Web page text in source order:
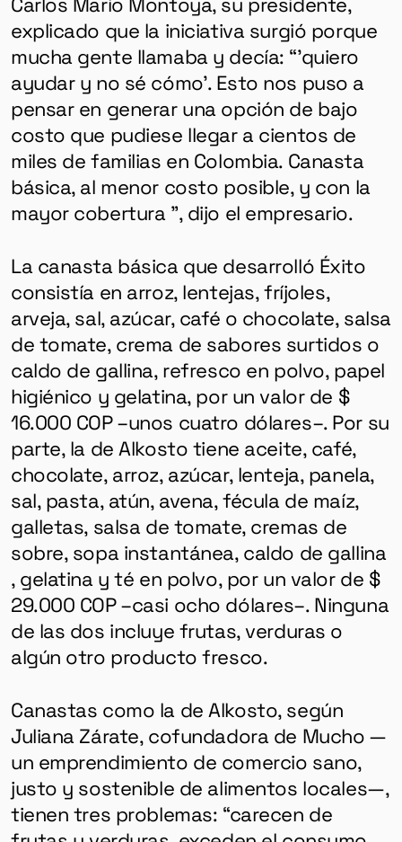
HERRAMIENTAS
SOBRE MUTANTE
DONACIONES
ESPECIALES
explicado que la iniciativa surgió porque
mucha gente llamaba y decía: “’quiero
ayudar y no sé cómo’. Esto nos puso a
pensar en generar una opción de bajo
costo que pudiese llegar a cientos de
miles de familias en Colombia. Canasta
básica, al menor costo posible, y con la
mayor cobertura ”, dijo el empresario.
La canasta básica que desarrolló Éxito
consistía en arroz, lentejas, fríjoles,
arveja, sal, azúcar, café o chocolate, salsa
de tomate, crema de sabores surtidos o
caldo de gallina, refresco en polvo, papel
higiénico y gelatina, por un valor de $
16.000 COP –unos cuatro dólares–. Por su
parte, la de Alkosto tiene aceite, café,
chocolate, arroz, azúcar, lenteja, panela,
sal, pasta, atún, avena, fécula de maíz,
galletas, salsa de tomate, cremas de
sobre, sopa instantánea, caldo de gallina
, gelatina y té en polvo, por un valor de $
29.000 COP –casi ocho dólares–. Ninguna
de las dos incluye frutas, verduras o
algún otro producto fresco.
Canastas como la de Alkosto, según
Juliana Zárate, cofundadora de Mucho —
un emprendimiento de comercio sano,
justo y sostenible de alimentos locales—,
tienen tres problemas: “carecen de